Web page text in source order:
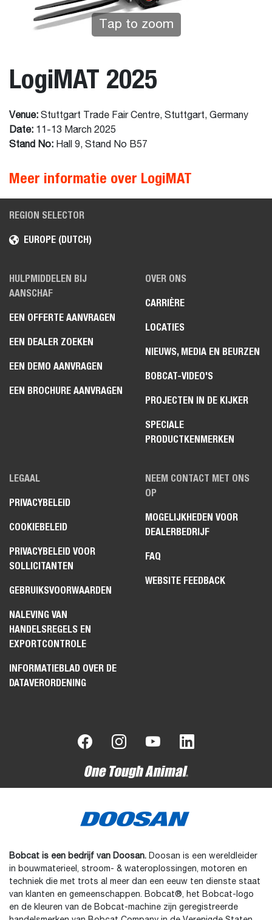
Tap to zoom
LogiMAT 2025
Venue: Stuttgart Trade Fair Centre, Stuttgart, Germany
Date: 11-13 March 2025
Stand No: Hall 9, Stand No B57
Meer informatie over LogiMAT
REGION SELECTOR
EUROPE (DUTCH)
HULPMIDDELEN BIJ
AANSCHAF
EEN OFFERTE AANVRAGEN
EEN DEALER ZOEKEN
EEN DEMO AANVRAGEN
EEN BROCHURE AANVRAGEN
OVER ONS
CARRIÈRE
LOCATIES
NIEUWS, MEDIA EN BEURZEN
BOBCAT-VIDEO'S
PROJECTEN IN DE KIJKER
SPECIALE
PRODUCTKENMERKEN
LEGAAL
PRIVACYBELEID
COOKIEBELEID
PRIVACYBELEID VOOR
SOLLICITANTEN
GEBRUIKSVOORWAARDEN
NALEVING VAN
HANDELSREGELS EN
EXPORTCONTROLE
INFORMATIEBLAD OVER DE
DATAVERORDENING
NEEM CONTACT MET ONS
OP
MOGELIJKHEDEN VOOR
DEALERBEDRIJF
FAQ
WEBSITE FEEDBACK
Bobcat is een bedrijf van Doosan. Doosan is een wereldleider
in bouwmaterieel, stroom- & wateroplossingen, motoren en
techniek die met trots al meer dan een eeuw ten dienste staat
van klanten en gemeenschappen. Bobcat®, het Bobcat-logo
en de kleuren van de Bobcat-machine zijn geregistreerde